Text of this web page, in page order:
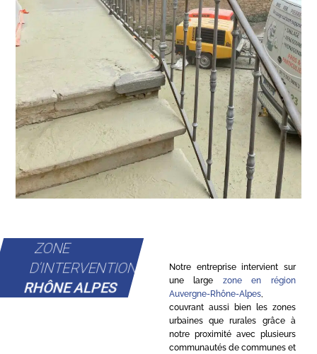
ZONE
D'INTERVENTION
RHÔNE ALPES
Notre entreprise intervient sur
une large zone en région
Auvergne-Rhône-Alpes,
couvrant aussi bien les zones
urbaines que rurales grâce à
notre proximité avec plusieurs
communautés de communes et